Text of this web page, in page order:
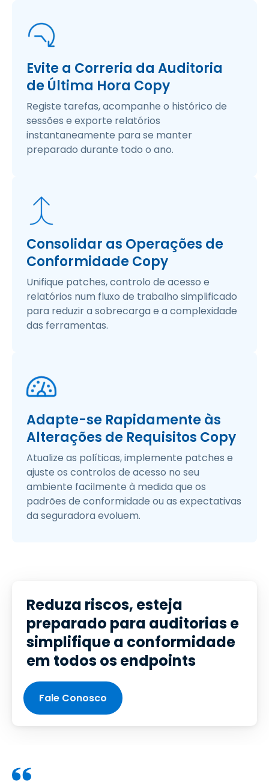
Evite a Correria da Auditoria
de Última Hora Copy
Registe tarefas, acompanhe o histórico de
sessões e exporte relatórios
instantaneamente para se manter
preparado durante todo o ano.
Consolidar as Operações de
Conformidade Copy
Unifique patches, controlo de acesso e
relatórios num fluxo de trabalho simplificado
para reduzir a sobrecarga e a complexidade
das ferramentas.
Adapte-se Rapidamente às
Alterações de Requisitos Copy
Atualize as políticas, implemente patches e
ajuste os controlos de acesso no seu
ambiente facilmente à medida que os
padrões de conformidade ou as expectativas
da seguradora evoluem.
Reduza riscos, esteja
preparado para auditorias e
simplifique a conformidade
em todos os endpoints
Fale Conosco